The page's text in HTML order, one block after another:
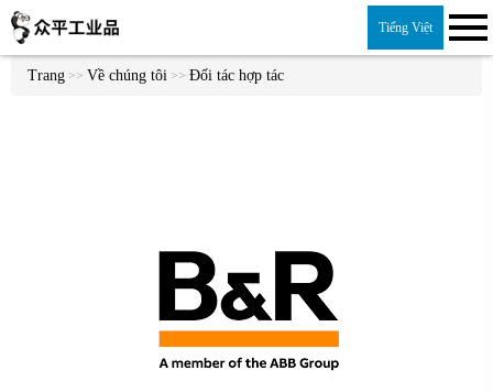
Tiếng Việt
Trang >> Về chúng tôi >> Đối tác hợp tác